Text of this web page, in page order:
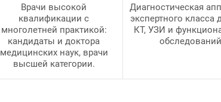
Врачи высокой
квалификации с
многолетней практикой:
кандидаты и доктора
медицинских наук, врачи
высшей категории.
Диагностическая
экспертного класса
КТ, УЗИ и